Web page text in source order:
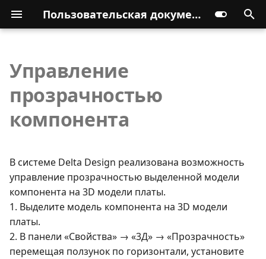
Пользовательская документация
Управление
прозрачностью
компонента
В системе Delta Design реализована возможность
управление прозрачностью выделенной модели
компонента на 3D модели платы.
1. Выделите модель компонента на 3D модели
платы.
2. В панели «Свойства» → «3Д» → «Прозрачность»
перемещая ползунок по горизонтали, установите